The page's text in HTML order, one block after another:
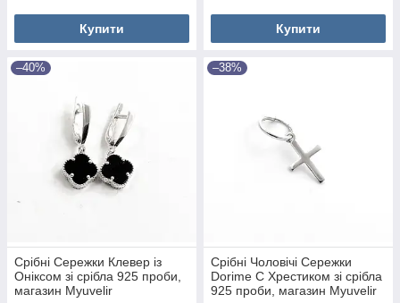
Купити Купити
–40%
Срібні Сережки Клевер із
Оніксом зі срібла 925 проби,
магазин Myuvelir
–38%
Срібні Чоловічі Сережки
Dorime C Хрестиком зі срібла
925 проби, магазин Myuvelir